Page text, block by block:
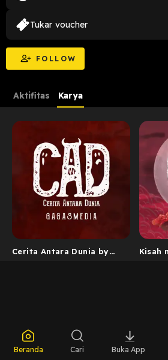
FOLLOW
Tukar voucher
Aktifitas Karya
Cerita Antara Dunia by
Kisah
Beranda Cari Buka App